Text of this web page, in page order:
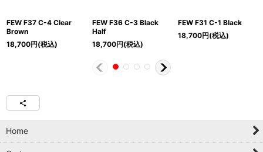
FEW F37 C-4 Clear
Brown
18,700円(税込)
FEW F36 C-3 Black
Half
18,700円(税込)
FEW F31 C-1 Black
18,700円(税込)
Home